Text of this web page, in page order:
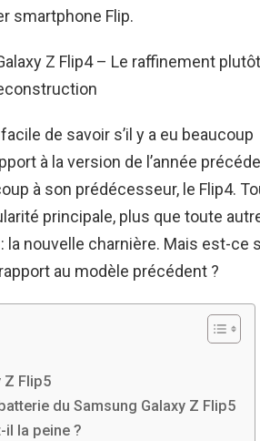
smartphone Flip.
Z Flip4 – Le raffinement
de savoir s’il y a eu beaucoup
à la version de l’année
à son prédécesseur, le Flip4.
principale, plus que toute
la nouvelle charnière. Mais est-ce
au modèle précédent ?
Z Flip5
du Samsung Galaxy Z Flip5
il la peine ?